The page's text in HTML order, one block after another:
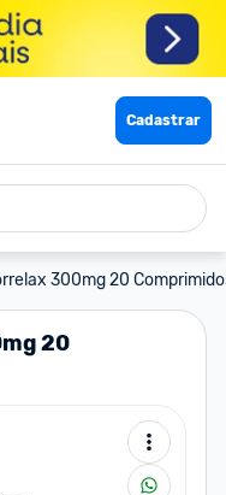
Cadastrar
300mg 20
20